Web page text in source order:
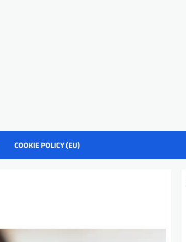
COOKIE POLICY (EU)